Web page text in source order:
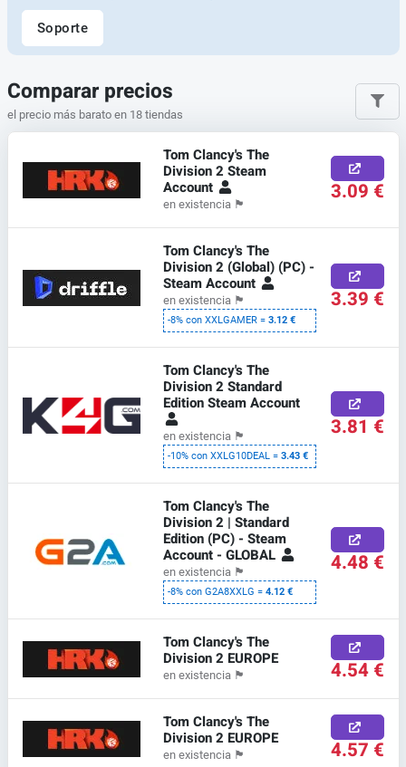
Soporte
Comparar precios
el precio más barato en 18 tiendas
Tom Clancy's The
Division 2 Steam
Account
en existencia 🏴 3.09 €
Tom Clancy's The
Division 2 (Global) (PC) -
Steam Account
en existencia 🏴
-8% con XXLGAMER =3.12 €
3.39 €
Tom Clancy's The
Division 2 Standard
Edition Steam Account
en existencia 🏴
-10% con XXLG10DEAL =3.43 €
3.81 €
Tom Clancy's The
Division 2 | Standard
Edition (PC) - Steam
Account - GLOBAL
en existencia 🏴
-8% con G2A8XXLG =4.12 €
4.48 €
Tom Clancy's The
Division 2 EUROPE
en existencia 🏴 4.54 €
Tom Clancy's The
Division 2 EUROPE
en existencia 🏴 4.57 €